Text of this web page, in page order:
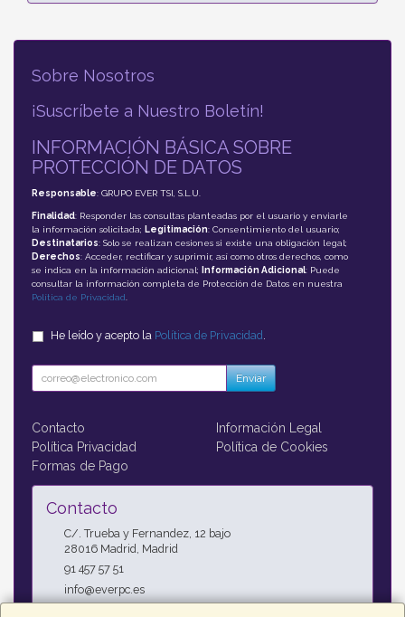
Sobre Nosotros
¡Suscríbete a Nuestro Boletín!
INFORMACIÓN BÁSICA SOBRE
PROTECCIÓN DE DATOS
Responsable: GRUPO EVER TSI, S.L.U.
Finalidad: Responder las consultas planteadas por el usuario y enviarle
la información solicitada; Legitimación: Consentimiento del usuario;
Destinatarios: Solo se realizan cesiones si existe una obligación legal;
Derechos: Acceder, rectificar y suprimir, así como otros derechos, como
se indica en la información adicional;
Información Adicional: Puede
consultar la información completa de Protección de Datos en nuestra
Política de Privacidad
He leído y acepto la Política de Privacidad
Enviar
Contacto
Información Legal
Política Privacidad
Política de Cookies
Formas de Pago
Contacto
C/. Trueba y Fernandez, 12 bajo
28016 Madrid Madrid
91 457 57 51
info@everpc.es